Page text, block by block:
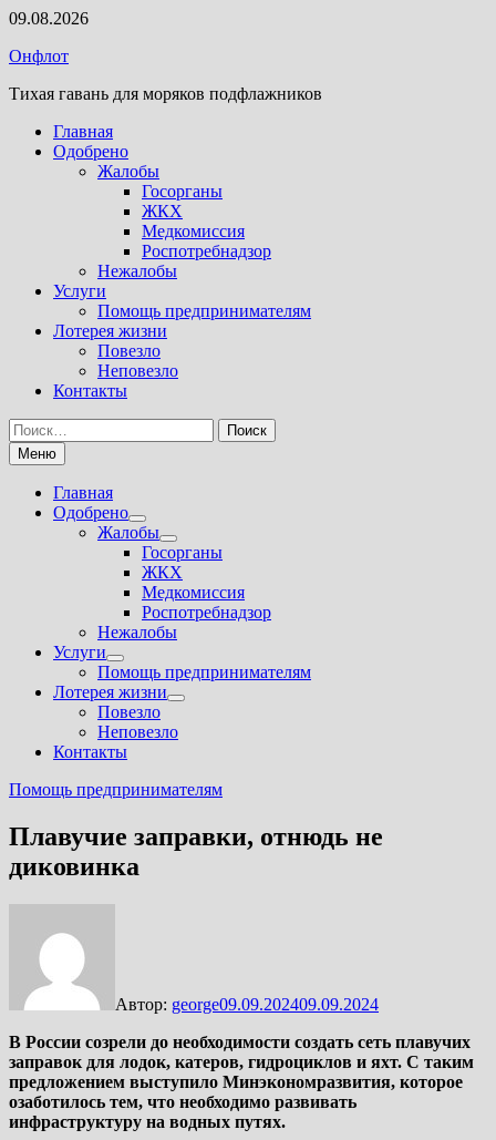
Перейти
содержимому
09.08.2026
Онфлот
Тихая гавань для моряков подфлажников
Главная
Одобрено
Жалобы
Госорганы
ЖКХ
Медкомиссия
Роспотребнадзор
Нежалобы
Услуги
Помощь предпринимателям
Лотерея жизни
Повезло
Неповезло
Контакты
Найти:
Меню
Главная
Одобрено
Показать
подменю
Жалобы
Показать
подменю
Госорганы
ЖКХ
Медкомиссия
Роспотребнадзор
Нежалобы
Услуги
Показать
подменю
Помощь предпринимателям
Лотерея жизни
Показать
Повезло
Неповезло
Контакты
Помощь предпринимателям
Плавучие заправки, отнюдь не
диковинка
Автор: george09.09.202409.09.2024
В России созрели до необходимости создать сеть плавучих
заправок для лодок, катеров, гидроциклов и яхт. С таким
предложением выступило Минэкономразвития, которое
озаботилось тем, что необходимо развивать
инфраструктуру на водных путях.